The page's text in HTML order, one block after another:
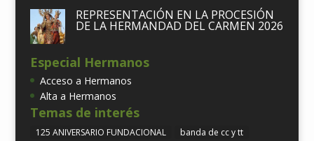
REPRESENTACIÓN EN LA PROCESIÓN
DE LA HERMANDAD DEL CARMEN 2026
Especial Hermanos
Acceso a Hermanos
Alta a Hermanos
Temas de interés
125 ANIVERSARIO FUNDACIONAL
banda de cc y tt